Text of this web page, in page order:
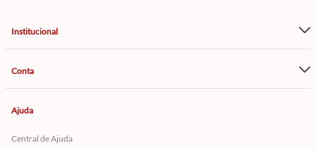
Institucional
Conta
Ajuda
Central de Ajuda